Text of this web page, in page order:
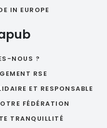
IN EUROPE
NOUS ?
RSE
ET RESPONSABLE
FÉDÉRATION
TRANQUILLITÉ